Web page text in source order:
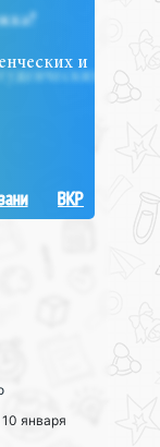
и
ВКР
10 января